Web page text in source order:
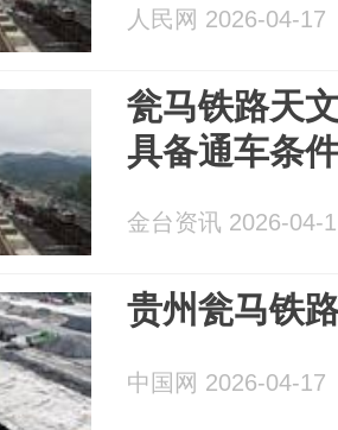
人民网 2026-04-17
瓮马铁路天
具备通车条
金台资讯 2026-04-
贵州瓮马铁
中国网 2026-04-17